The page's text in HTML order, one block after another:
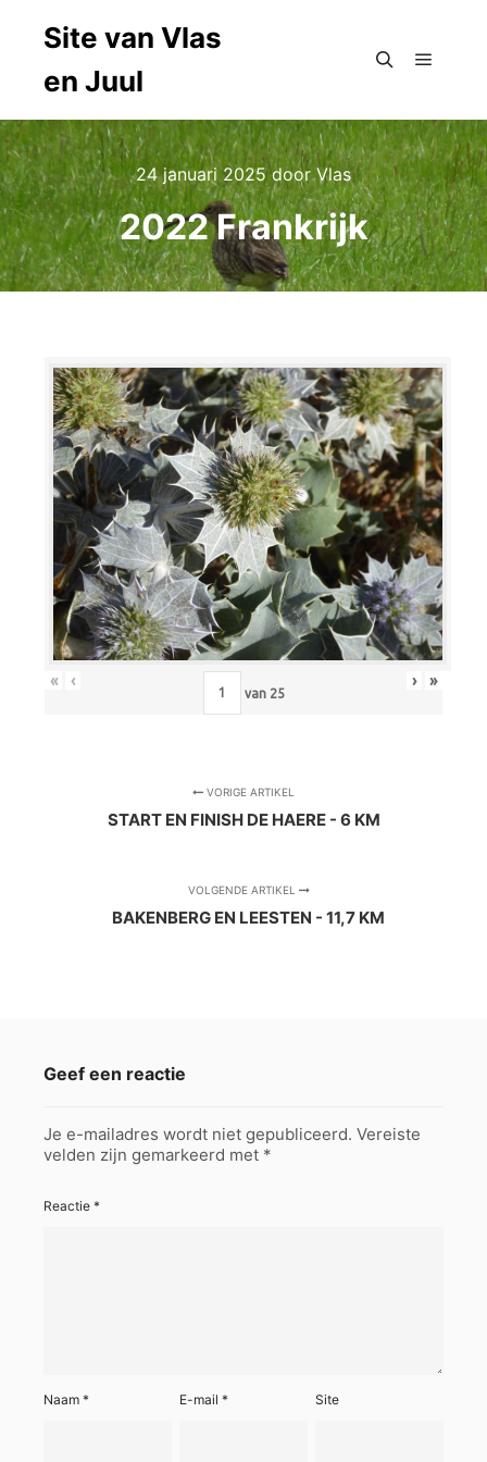
Site van Vlas
en Juul
24 januari 2025doorVlas
2022 Frankrijk
« ‹
van 25
› »
VORIGE ARTIKEL
START EN FINISH DE HAERE - 6 KM
VOLGENDE ARTIKEL
BAKENBERG EN LEESTEN - 11,7 KM
Geef een reactie
Je e-mailadres wordt niet gepubliceerd. Vereiste
velden zijn gemarkeerd met *
Reactie *
Naam * E-mail* Site